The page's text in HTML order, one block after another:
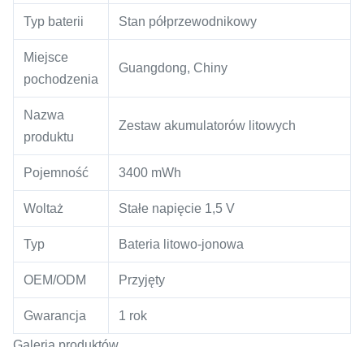
Typ baterii Stan półprzewodnikowy
Miejsce
pochodzenia
Guangdong, Chiny
Nazwa
produktu
Zestaw akumulatorów litowych
Pojemność 3400 mWh
Woltaż Stałe napięcie 1,5 V
Typ Bateria litowo-jonowa
OEM/ODM Przyjęty
Gwarancja 1 rok